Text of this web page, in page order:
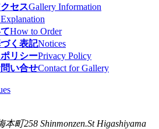
セスGallery Information
Explanation
How to Order
く表記Notices
リシーPrivacy Policy
い合せContact for Gallery
本町258 Shinmonzen.St Higashiyama